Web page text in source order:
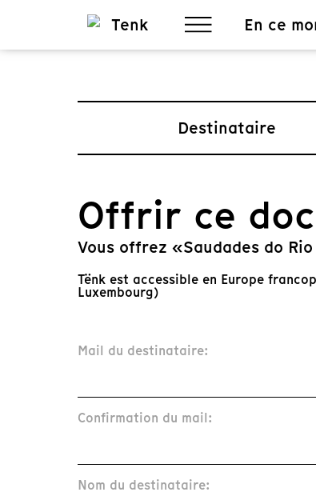
En ce
Destinataire
Offrir ce
Vous offrez «Saudades do
Tënk est accessible en Europe
Luxembourg)
Mail du destinataire:
Confirmation du mail:
Nom du destinataire: